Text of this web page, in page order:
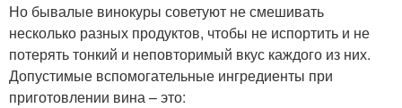
Но бывалые винокуры советуют не смешивать
несколько разных продуктов, чтобы не испортить и не
потерять тонкий и неповторимый вкус каждого из них.
Допустимые вспомогательные ингредиенты при
приготовлении вина – это: